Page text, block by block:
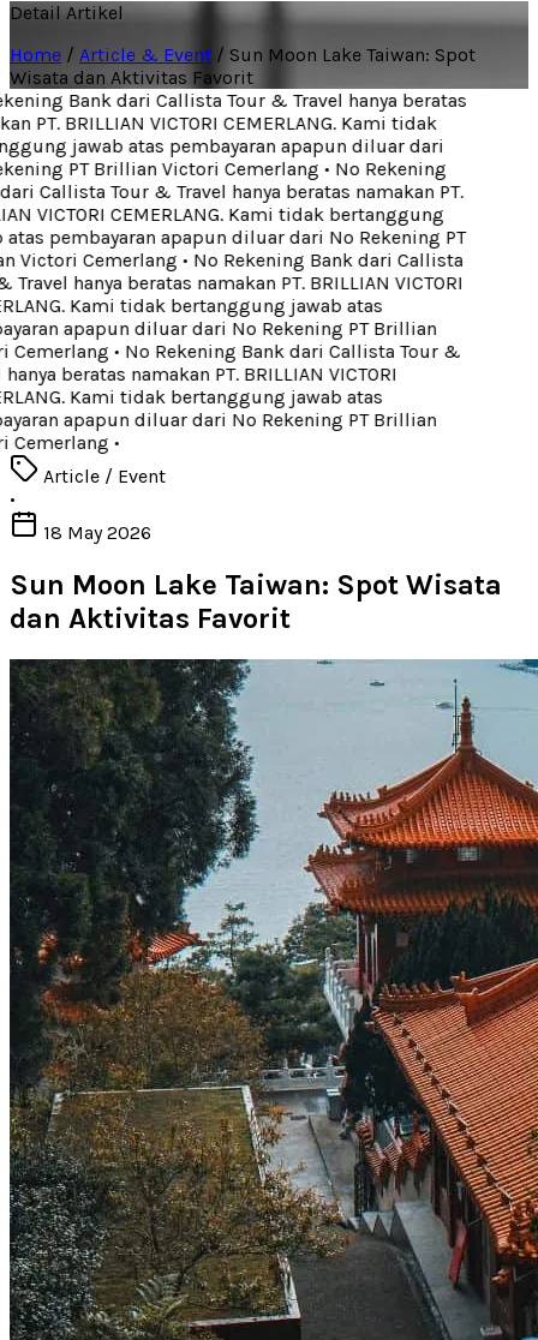
Detail Artikel
Home / Article & Event / Sun Moon Lake Taiwan: Spot
Wisata dan Aktivitas Favorit
Bank dari Callista Tour & Travel hanya beratas
PT. BRILLIAN VICTORI CEMERLANG. Kami tidak
jawab atas pembayaran apapun diluar dari
PT Brillian Victori Cemerlang• No Rekening
Callista Tour & Travel hanya beratas namakan PT.
VICTORI CEMERLANG. Kami tidak bertanggung
pembayaran apapun diluar dari No Rekening PT
Victori Cemerlang• No Rekening Bank dari Callista
hanya beratas namakan PT. BRILLIAN VICTORI
Kami tidak bertanggung jawab atas
apapun diluar dari No Rekening PT Brillian
• No Rekening Bank dari Callista Tour &
beratas namakan PT. BRILLIAN VICTORI
Kami tidak bertanggung jawab atas
apapun diluar dari No Rekening PT Brillian
•
Article / Event
•
18 May 2026
Sun Moon Lake Taiwan: Spot Wisata
dan Aktivitas Favorit